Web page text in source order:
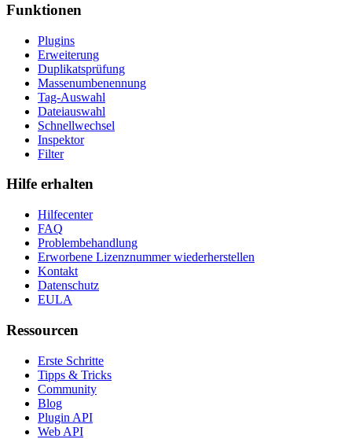
Funktionen
Plugins
Erweiterung
Duplikatsprüfung
Massenumbenennung
Tag-Auswahl
Dateiauswahl
Schnellwechsel
Inspektor
Filter
Hilfe erhalten
Hilfecenter
FAQ
Problembehandlung
Erworbene Lizenznummer wiederherstellen
Kontakt
Datenschutz
EULA
Ressourcen
Erste Schritte
Tipps & Tricks
Community
Blog
Plugin API
Web API